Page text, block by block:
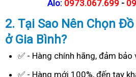
Alo: 0973.067.699 -
2. Tại SaoNên Chọn Đồ
ở Gia Bình?
✅ - Hàng chính hãng, đảm
✅ - Hàng mới 100%, đến tay